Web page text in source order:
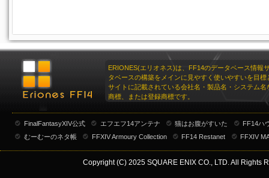
ERIONES(エリオネス)は、FF14のデータベース情報
タベースの構築をメインに見やすく使いやすいを目標
サイトに記載されている会社名・製品名・システム名
商標、または登録商標です。
FinalFantasyXIV公式 エフエフ14アンテナ 猫はお腹がすいた
FF14ハ
むーむーのネタ帳
FFXIV Armoury Collection FF14 Restanet FFXIV
Copyright (C) 2025 SQUARE ENIX CO., LTD. All Rights